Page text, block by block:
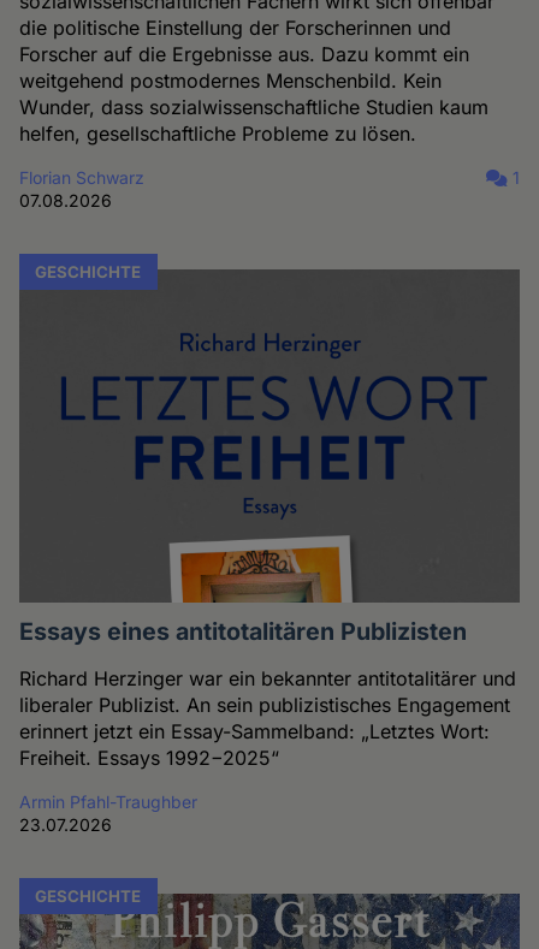
die politische Einstellung der Forscherinnen und
Forscher auf die Ergebnisse aus. Dazu kommt ein
weitgehend postmodernes Menschenbild. Kein
Wunder, dass sozialwissenschaftliche Studien kaum
helfen, gesellschaftliche Probleme zu lösen.
Florian Schwarz
07.08.2026
1
GESCHICHTE
Essays eines antitotalitären Publizisten
Richard Herzinger war ein bekannter antitotalitärer und
liberaler Publizist. An sein publizistisches Engagement
erinnert jetzt ein Essay-Sammelband: „Letztes Wort:
Freiheit. Essays 1992−2025“
Armin Pfahl-Traughber
23.07.2026
GESCHICHTE